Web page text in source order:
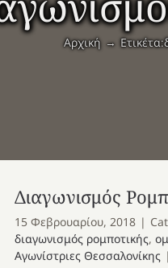
Αρχική Ετικέτα:
Διαγωνισμός
15 Φεβρουαρίου, 2018 |
διαγωνισμός ρομποτικής,
Αγωνίστριες Θεσσαλονίκης |